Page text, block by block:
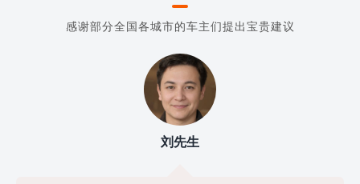
感谢部分全国各城市的车主们提出宝贵建议
刘先生